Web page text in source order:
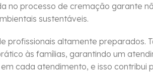
no processo de cremação garante
sustentáveis.
profissionais altamente preparados.
às famílias, garantindo um
cada atendimento, e isso contribui